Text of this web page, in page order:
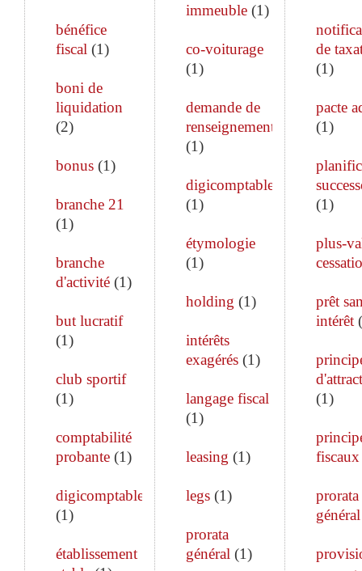
bénéfice
fiscal (1)
boni de
liquidation
(2)
bonus (1)
branche 21
(1)
branche
d'activité (1)
but lucratif
(1)
club sportif
(1)
comptabilité
probante (1)
digicomptable
(1)
établissement
immeuble(1)
co-voiturage
(1)
demande de
renseignements
(1)
digicomptable
(1)
étymologie
(1)
holding (1)
intérêts
exagérés(1)
langage fiscal
(1)
leasing (1)
legs(1)
prorata
général (1)
de
(1)
pacte
(1)
(1)
plus-
prêt
intérêt(
(1)
fiscaux
prorata
général